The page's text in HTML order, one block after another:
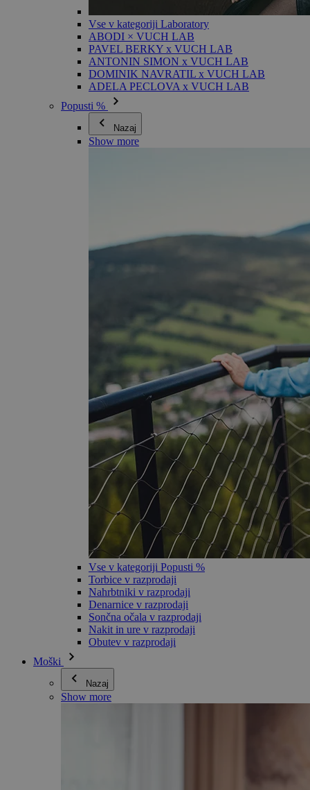
Vse v kategoriji Laboratory
ABODI × VUCH LAB
PAVEL BERKY x VUCH LAB
ANTONIN SIMON x VUCH LAB
DOMINIK NAVRATIL x VUCH LAB
ADELA PECLOVA x VUCH LAB
Popusti %
Nazaj
Show more
Vse v kategoriji Popusti %
Torbice v razprodaji
Nahrbtniki v razprodaji
Denarnice v razprodaji
Sončna očala v razprodaji
Nakit in ure v razprodaji
Obutev v razprodaji
Moški
Nazaj
Show more